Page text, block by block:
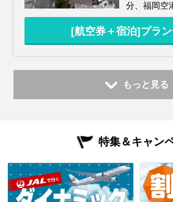
分、福岡空
[航空券＋宿泊]プラ
もっと見る
特集＆キャン